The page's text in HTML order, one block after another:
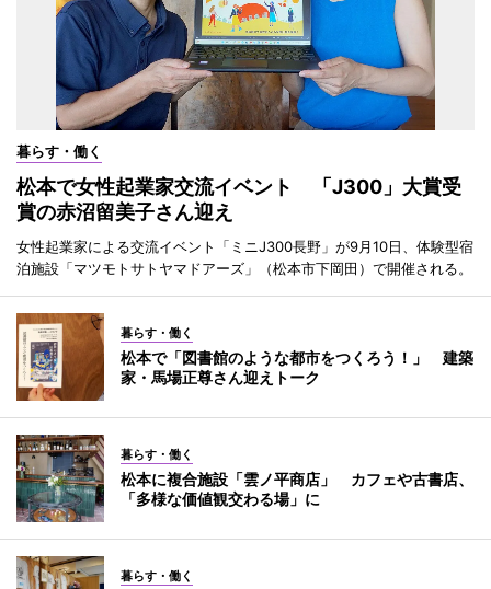
暮らす・働く
松本で女性起業家交流イベント 「J300」大賞受
賞の赤沼留美子さん迎え
女性起業家による交流イベント「ミニJ300長野」が9月10日、体験型宿
泊施設「マツモトサトヤマドアーズ」（松本市下岡田）で開催される。
暮らす・働く
松本で「図書館のような都市をつくろう！」 建築
家・馬場正尊さん迎えトーク
暮らす・働く
松本に複合施設「雲ノ平商店」 カフェや古書店、
「多様な価値観交わる場」に
暮らす・働く